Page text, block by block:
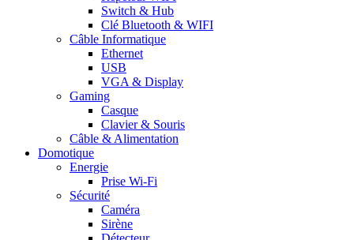
Switch & Hub
Clé Bluetooth & WIFI
Câble Informatique
Ethernet
USB
VGA & Display
Gaming
Casque
Clavier & Souris
Câble & Alimentation
Domotique
Energie
Prise Wi-Fi
Sécurité
Caméra
Sirène